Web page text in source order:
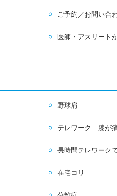
ご予約／お問い合
医師・アスリート
野球肩
テレワーク 膝が
長時間テレワーク
在宅コリ